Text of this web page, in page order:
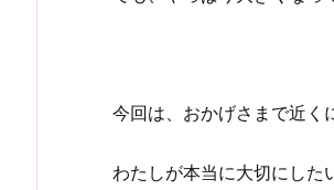
今回は、おかげさまで近く
わたしが本当に大切にした